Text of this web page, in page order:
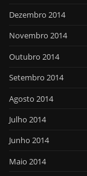
Dezembro 2014
Novembro 2014
Outubro 2014
Setembro 2014
Agosto 2014
Julho 2014
Junho 2014
Maio 2014